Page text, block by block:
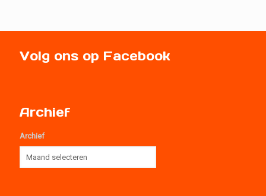
Volg ons op Facebook
Archief
Archief